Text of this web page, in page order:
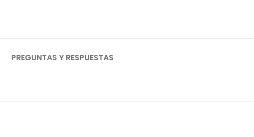
PREGUNTAS Y RESPUESTAS